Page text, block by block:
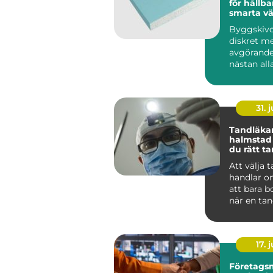
för
smarta
diskret
nästan
sällan när
31.
halmstad så väljer
du rätt
Att välja
handlar
att bara
när en
tandvå...
17.